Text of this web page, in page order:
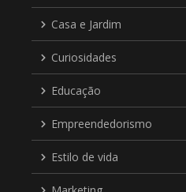
Casa e Jardim
Curiosidades
Educação
Empreendedorismo
Estilo de vida